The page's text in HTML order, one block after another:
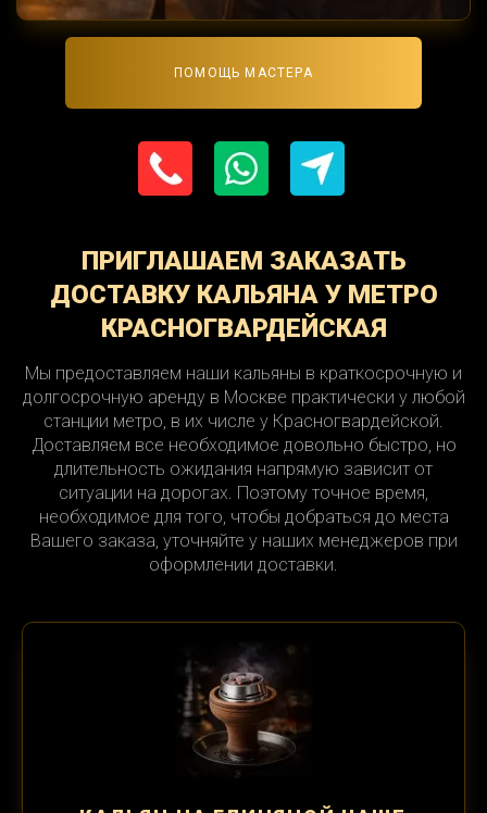
ПОМОЩЬ МАСТЕРА
ПРИГЛАШАЕМ ЗАКАЗАТЬ
ДОСТАВКУ КАЛЬЯНА У МЕТРО
КРАСНОГВАРДЕЙСКАЯ
Мы предоставляем наши кальяны в краткосрочную и
долгосрочную аренду в Москве практически у любой
станции метро, в их числе у Красногвардейской.
Доставляем все необходимое довольно быстро, но
длительность ожидания напрямую зависит от
ситуации на дорогах. Поэтому точное время,
необходимое для того, чтобы добраться до места
Вашего заказа, уточняйте у наших менеджеров при
оформлении доставки.